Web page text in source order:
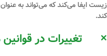
زیست ایفا می‌کند که می‌تواند به
کند.
× تغییرات در